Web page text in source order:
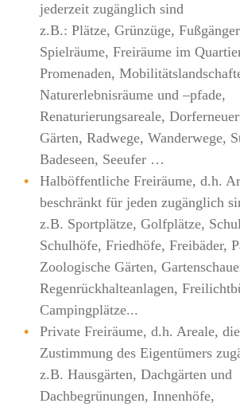
jederzeit zugänglich sind
z.B.: Plätze, Grünzüge,
Spielräume, Freiräume im
Promenaden,
Naturerlebnisräume und –pfade,
Renaturierungsareale,
Gärten, Radwege, Wanderwege,
Badeseen, Seeufer …
Halböffentliche Freiräume, d.h.
beschränkt für jeden zugänglich
z.B. Sportplätze, Golfplätze,
Schulhöfe, Friedhöfe, Freibäder,
Zoologische Gärten,
Regenrückhalteanlagen,
Campingplätze...
Private Freiräume, d.h. Areale,
Zustimmung des Eigentümers
z.B. Hausgärten, Dachgärten und
Dachbegrünungen, Innenhöfe,